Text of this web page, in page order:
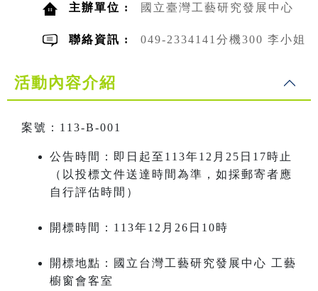
主辦單位 : 國立臺灣工藝研究發展中心
聯絡資訊 : 049-2334141分機300 李小姐
活動內容介紹
案號：113-B-001
公告時間：即日起至113年12月25日17時止
（以投標文件送達時間為準，如採郵寄者應
自行評估時間）
開標時間：113年12月26日10時
開標地點：國立台灣工藝研究發展中心 工藝
櫥窗會客室